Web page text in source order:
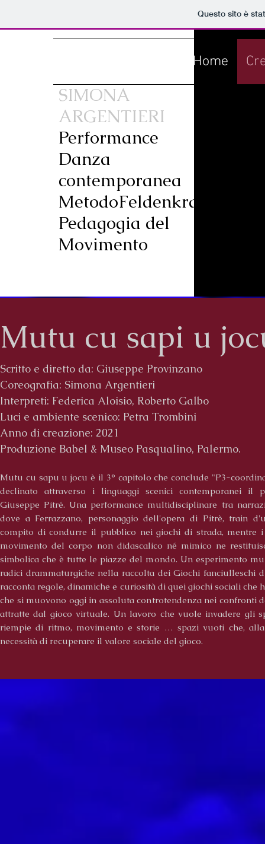
Questo sito è
SIMONA
ARGENTIERI
Performance
Danza
contemporanea
MetodoFeldenkrais®
Pedagogia del
Movimento
Home
Mutu cu sapi u
Scritto e diretto da: Giuseppe Provinzano
Coreografia: Simona Argentieri
Interpreti: Federica Aloisio, Roberto Galbo
Luci e ambiente scenico: Petra Trombini
Anno di creazione: 2021
Produzione Babel & Museo Pasqualino, Palermo.
Mutu cu sapu u jocu è il 3° capitolo che conclude "P3-
declinato attraverso i linguaggi scenici contemporanei il
Giuseppe Pitré. Una performance multidisciplinare tra
dove a Ferrazzano, personaggio dell'opera di Pitrè, train
compito di condurre il pubblico nei giochi di strada, mentre
movimento del corpo non didascalico né mimico ne
simbolica che è tutte le piazze del mondo. Un esperimento
radici drammaturgiche nella raccolta dei Giochi fanciulleschi
racconta regole, dinamiche e curiosità di quei giochi sociali che
che si muovono oggi in assoluta controtendenza nei confronti
attratte dal gioco virtuale. Un lavoro che vuole invadere gli
riempie di ritmo, movimento e storie … spazi vuoti che,
necessità di recuperare il valore sociale del gioco.